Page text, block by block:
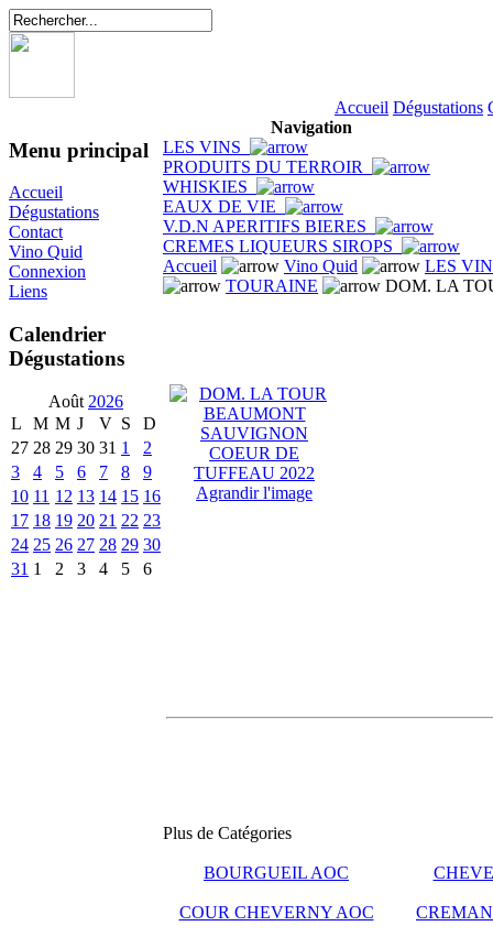
Accueil Dégustations
Menu principal
Accueil
Dégustations
Contact
Vino Quid
Connexion
Liens
Calendrier
Dégustations
Août 2026
L
M M J V S
D
27 28 29 30 31 1
2
3
4 5 6 7 8
9
10 11 12 13 14 15 16
17 18 19 20 21 22 23
24 25 26 27 28 29 30
31 1 2 3 4 5 6
Navigation
LES VINS
PRODUITS DU TERROIR
WHISKIES
EAUX DE VIE
V.D.N APERITIFS BIERES
CREMES LIQUEURS SIROPS
Accueil
Vino Quid
LES
TOURAINE
DOM. LA
Agrandir l'image
Plus de Catégories
BOURGUEIL AOC
COUR CHEVERNY AOC